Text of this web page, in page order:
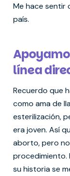
Me hace sentir
país.
línea
Recuerdo que
como ama de
esterilización,
era joven. Así
aborto, pero
procedimiento.
su historia se